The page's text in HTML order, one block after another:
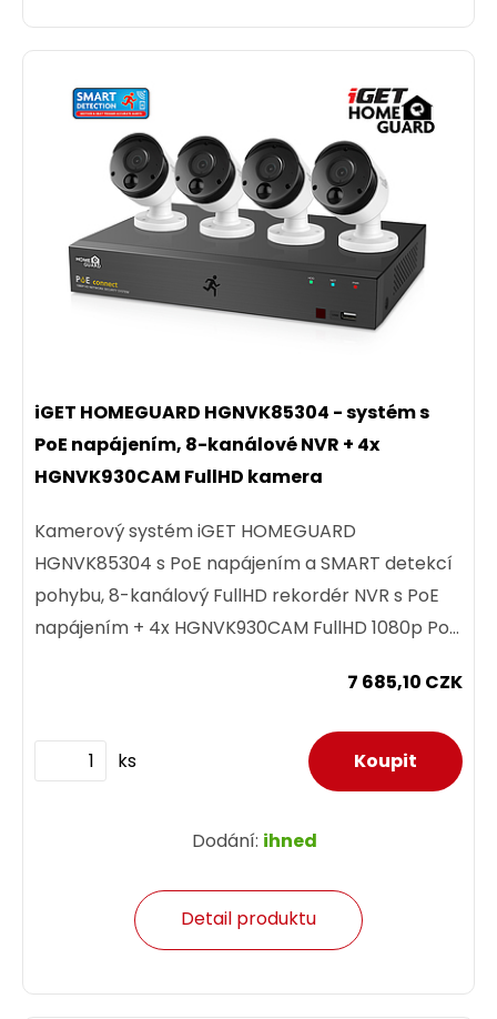
iGET HOMEGUARD HGNVK85304 - systém s
PoE napájením, 8-kanálové NVR + 4x
HGNVK930CAM FullHD kamera
Kamerový systém iGET HOMEGUARD
HGNVK85304 s PoE napájením a SMART detekcí
pohybu, 8-kanálový FullHD rekordér NVR s PoE
napájením + 4x HGNVK930CAM FullHD 1080p PoE
7 685,10 CZK
ks
Dodání: ihned
Detail produktu